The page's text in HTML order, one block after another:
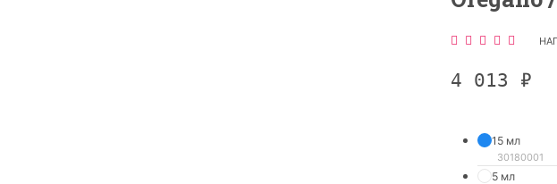
4 013 ₽
15 мл
30180001
5 мл